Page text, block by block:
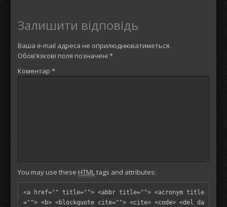
Залишити відповідь
Ваша e-mail адреса не оприлюднюватиметься.
Обов’язкові поля позначені *
Коментар *
You may use these HTMLtags and attributes:
<a href="" title=""> <abbr title=""> <acronym title
=""> <b> <blockquote cite=""> <cite> <code> <del da